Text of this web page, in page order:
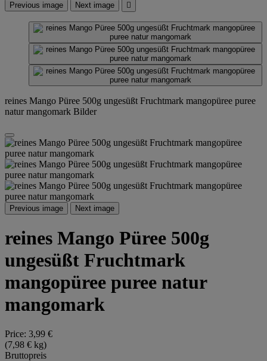
Previous image Next image 
reines Mango Püree 500g ungesüßt Fruchtmark mangopüree puree
natur mangomark Bilder
Previous image Next image
reines Mango Püree 500g
ungesüßt Fruchtmark
mangopüree puree natur
mangomark
Price: 3,99 €
(7,98 € kg)
Bruttopreis